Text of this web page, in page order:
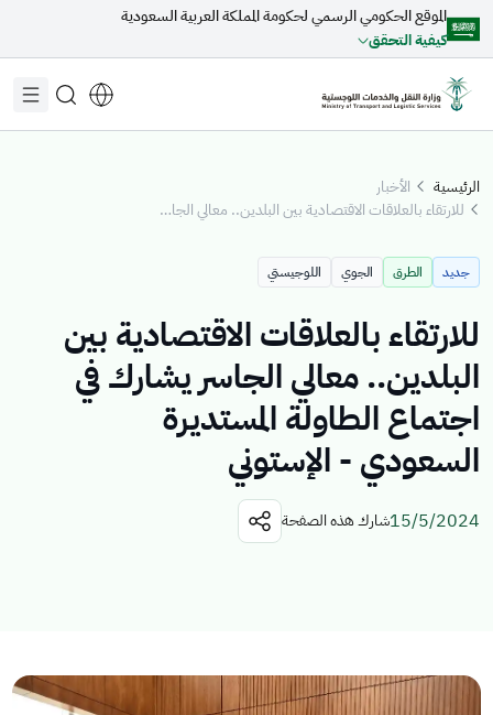
تخطي إلى المحتوى الرئيسي
الموقع الحكومي الرسمي لحكومة المملكة العربية السعودية
كيفية التحقق
اكتشف المواضيع
الأخبار الخدمات الإلكترونية
الاستراتيجية الوطنية للنقل والخدمات اللوجستية
عن الوزارة
الرئيسية
الأخبار
للارتقاء بالعلاقات الاقتصادية بين البلدين.. معالي الجاسر يشارك في اجتماع الطاولة المستديرة السعودي - الإستوني
جديد الطرق الجوي اللوجيستي
للارتقاء بالعلاقات الاقتصادية بين
البلدين.. معالي الجاسر يشارك في
اجتماع الطاولة المستديرة
السعودي - الإستوني
15/5/2024شارك هذه الصفحة